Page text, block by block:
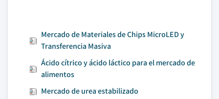
Mercado de Materiales de Chips MicroLED y
Transferencia Masiva
Ácido cítrico y ácido láctico para el mercado de
alimentos
Mercado de urea estabilizado